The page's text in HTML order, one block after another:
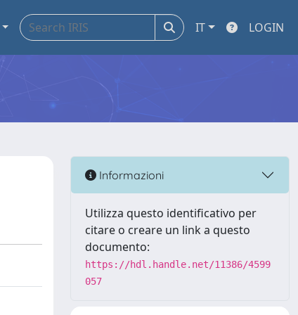
IT LOGIN
Informazioni
Utilizza questo identificativo per
citare o creare un link a questo
documento:
https://hdl.handle.net/11386/4599
057